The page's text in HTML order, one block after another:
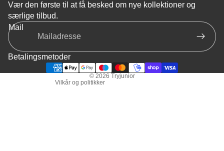
Vær den første til at få besked om nye kollektioner og
særlige tilbud.
Mail
Betalingsmetoder
© 2026 Tryjunior
Vilkår og politikker
Politik om beskyttelse af persondata
Refusionspolitik
Servicevilkår
Leveringspolitik
Kontaktinformation